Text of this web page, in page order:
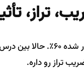
تراز،
همون‌طور که می‌دونی، تأثیر
تراز رو داره.